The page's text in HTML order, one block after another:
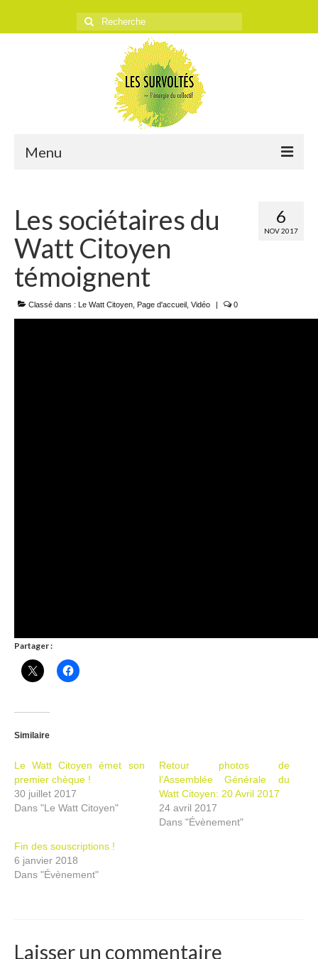
Rechercher
:
Menu
L’ASSOCIATION
Historique
Objectifs
Presse
Ramassages citoyens de déchets
Mobilité
ASTRONOMIE
CONTACT
6
NOV 2017
Les sociétaires du
Watt Citoyen
témoignent
Classé dans : Le Watt Citoyen Page d'accueil Vidéo | 0
Partager :
Similaire
Le Watt Citoyen émet son
premier chèque !
30 juillet 2017
Dans "Le Watt Citoyen"
Retour photos de
l’Assemblée Générale du
Watt Citoyen: 20 Avril 2017
24 avril 2017
Dans "Évènement"
Fin des souscriptions !
6 janvier 2018
Dans "Évènement"
Laisser un commentaire